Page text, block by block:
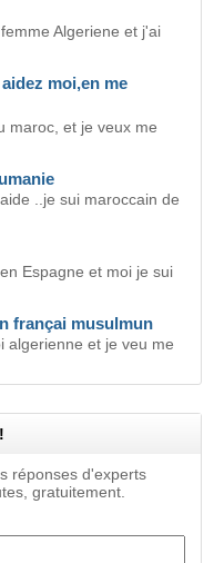
Algeriene et j'ai
moi,en me
maroc, et je veux me
..je sui maroccain de
Espagne et moi je sui
françai musulmun
algerienne et je veu me
réponses d'experts
gratuitement.